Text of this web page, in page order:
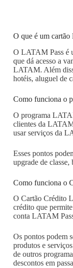
O que é um
O LATAM Pass é
que dá acesso a
LATAM. Além
hotéis, aluguel de
Como funciona o
O programa
clientes da
usar serviços da
Esses pontos
upgrade de classe,
Como funciona o
O Cartão Crédito
crédito que
conta LATAM
Os pontos podem
produtos e
de outros
descontos em